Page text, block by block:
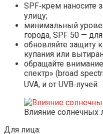
SPF‑крем наносите
улицу;
минимальный
города, SPF 50 —
обновляйте защиту
купания или
обращайте
спектр» (broad
UVA, и от UVB‑лучей.
Влияние солнечных
Для лица: